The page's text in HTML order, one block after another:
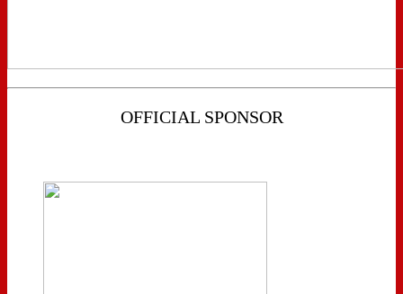
OFFICIAL SPONSOR